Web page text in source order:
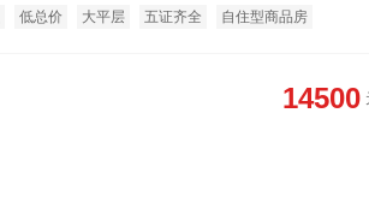
低总价 大平层 五证齐全
自住型商品房
14500